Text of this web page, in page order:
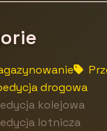
drogowa
kolejowa
lotnicza